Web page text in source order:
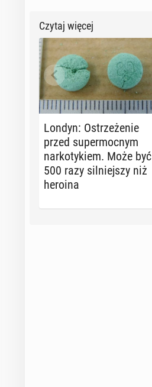
Czytaj więcej
Londyn: Ostrze­że­nie
przed su­per­moc­nym
nar­ko­ty­kiem. Może być
500 razy sil­niej­szy niż
heroina